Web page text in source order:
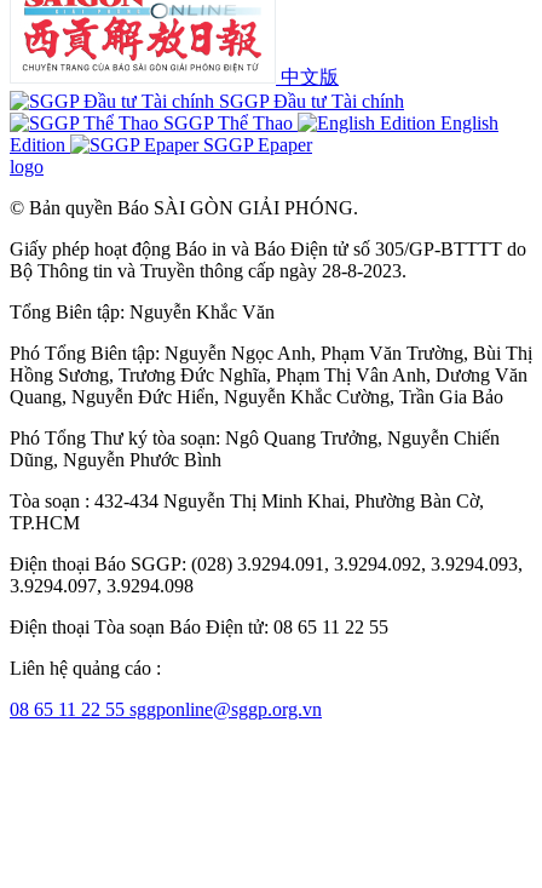
中文版
SGGP Đầu tư Tài chính
SGGP Thể Thao
English
Edition
SGGP Epaper
logo
© Bản quyền Báo SÀI GÒN GIẢI PHÓNG.
Giấy phép hoạt động Báo in và Báo Điện tử số 305/GP-BTTTT do
Bộ Thông tin và Truyền thông cấp ngày 28-8-2023.
Tổng Biên tập: Nguyễn Khắc Văn
Phó Tổng Biên tập: Nguyễn Ngọc Anh, Phạm Văn Trường, Bùi Thị
Hồng Sương, Trương Đức Nghĩa, Phạm Thị Vân Anh, Dương Văn
Quang, Nguyễn Đức Hiển, Nguyễn Khắc Cường, Trần Gia Bảo
Phó Tổng Thư ký tòa soạn: Ngô Quang Trưởng, Nguyễn Chiến
Dũng, Nguyễn Phước Bình
Tòa soạn : 432-434 Nguyễn Thị Minh Khai, Phường Bàn Cờ,
TP.HCM
Điện thoại Báo SGGP: (028) 3.9294.091, 3.9294.092, 3.9294.093,
3.9294.097, 3.9294.098
Điện thoại Tòa soạn Báo Điện tử: 08 65 11 22 55
Liên hệ quảng cáo :
08 65 11 22 55 sggponline@sggp.org.vn